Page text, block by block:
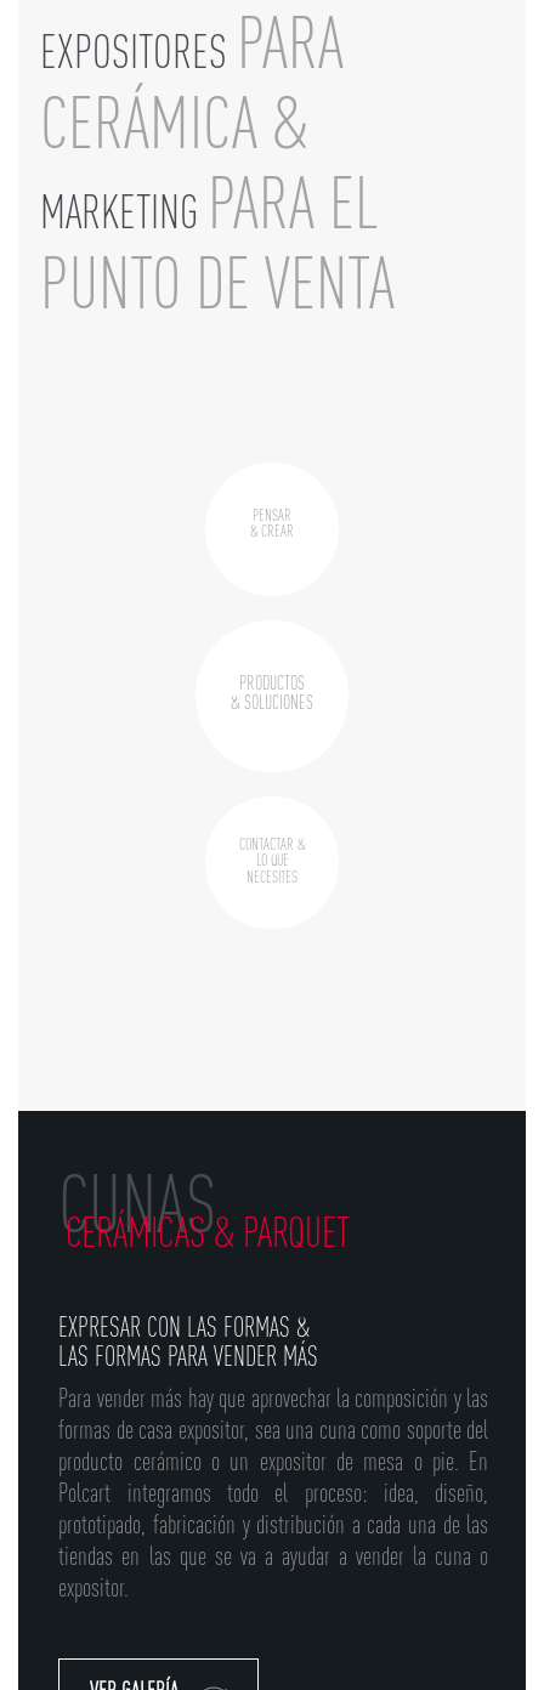
EXPOSITORES PARA
CERÁMICA &
MARKETING PARA EL
PUNTO DE VENTA
PENSAR
& CREAR
PRODUCTOS
& SOLUCIONES
CONTACTAR &
LO QUE
NECESITES
CUNAS
CERÁMICAS & PARQUET
EXPRESAR CON LAS FORMAS &
LAS FORMAS PARA VENDER MÁS
Para vender más hay que aprovechar la composición y las
formas de casa expositor, sea una cuna como soporte del
producto cerámico o un expositor de mesa o pie. En
Polcart integramos todo el proceso: idea, diseño,
prototipado, fabricación y distribución a cada una de las
tiendas en las que se va a ayudar a vender la cuna o
expositor.